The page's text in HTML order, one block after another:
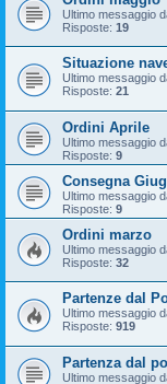
Ultimo messaggio
Risposte: 19
Situazione
Ultimo messaggio
Risposte: 21
Ordini Aprile
Ultimo messaggio
Risposte: 9
Consegna
Ultimo messaggio
Risposte: 9
Ordini marzo
Ultimo messaggio
Risposte: 32
Partenze dal
Ultimo messaggio
Risposte: 919
Partenza dal
Ultimo messaggio